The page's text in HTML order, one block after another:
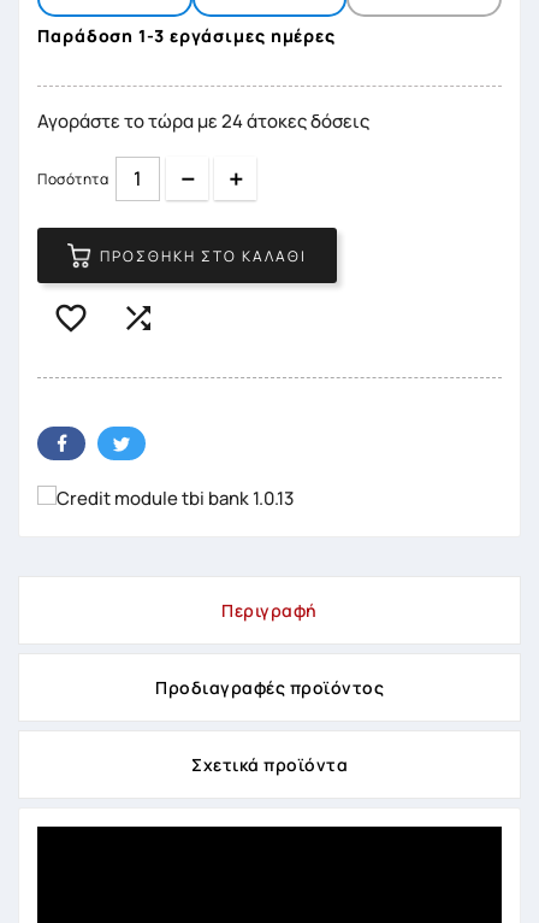
Παράδοση 1-3 εργάσιμες ημέρες
Αγοράστε το τώρα με 24 άτοκες δόσεις
Ποσότητα Quantity
ΠΡΟΣΘΉΚΗ ΣΤΟ ΚΑΛΆΘΙ
 
Περιγραφή
Προδιαγραφές προϊόντος
Σχετικά προϊόντα